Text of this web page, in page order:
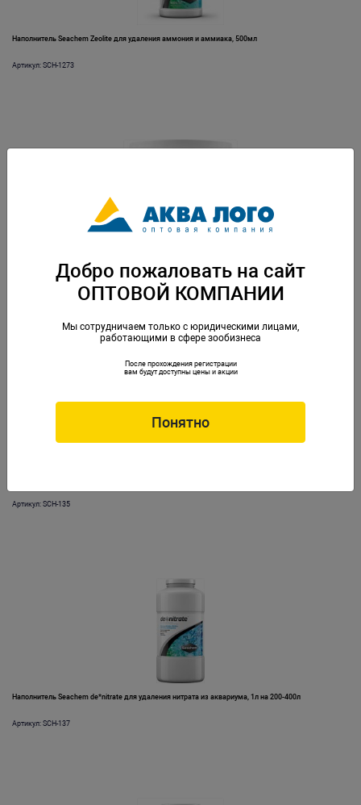
Наполнитель Seachem Zeolite для удаления аммония и аммиака, 500мл
Артикул: SCH-1273
Артикул: SCH-135
Наполнитель Seachem de*nitrate для удаления нитрата из аквариума, 1л на 200-400л
Артикул: SCH-137
Добро пожаловать на сайт
ОПТОВОЙ КОМПАНИИ
Мы сотрудничаем только с юридическими лицами,
работающими в сфере зообизнеса
После прохождения регистрации
вам будут доступны цены и акции
Понятно